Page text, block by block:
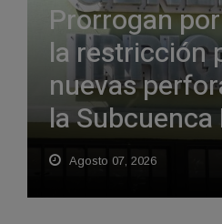
Prorrogan
la restricción
nuevas
la Subcuenca
Agosto 07, 2026